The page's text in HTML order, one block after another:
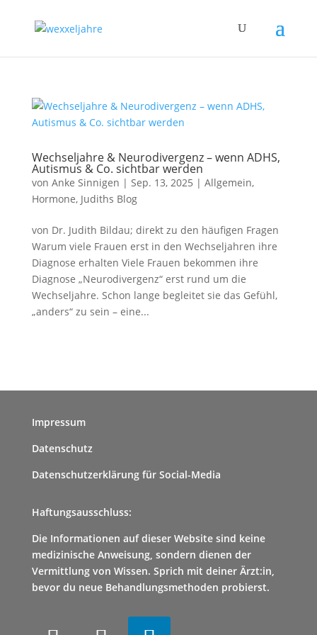
Wechseljahre & Neurodivergenz – wenn ADHS,
Autismus & Co. sichtbar werden
von Anke Sinnigen | Sep. 13, 2025 | Allgemein,
Hormone, Judiths Blog
von Dr. Judith Bildau; direkt zu den häufigen Fragen
Warum viele Frauen erst in den Wechseljahren ihre
Diagnose erhalten Viele Frauen bekommen ihre
Diagnose „Neurodivergenz“ erst rund um die
Wechseljahre. Schon lange begleitet sie das Gefühl,
„anders“ zu sein – eine...
Impressum
Datenschutz
Datenschutzerklärung für Social-Media
Haftungsausschluss:
Die Informationen auf dieser Website sind keine
medizinische Anweisung, sondern dienen der
Vermittlung von Wissen. Sprich mit deiner Ärzt:in,
bevor du neue Behandlungsmethoden probierst.